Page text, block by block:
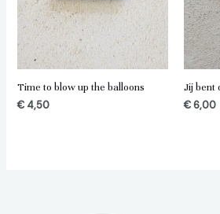
Time to blow up the balloons
€4,50
Jij bent
€6,00